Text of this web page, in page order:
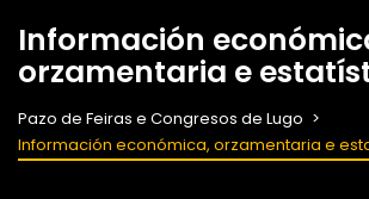
Información
orzamentaria e
Pazo de Feiras e Congresos de Lugo
Información económica, orzamentaria e